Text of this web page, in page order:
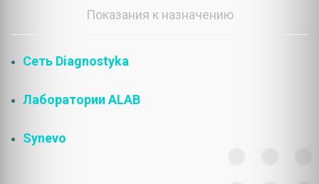
Показания к назначению
Сеть Diagnostyka
Лаборатории ALAB
Synevo